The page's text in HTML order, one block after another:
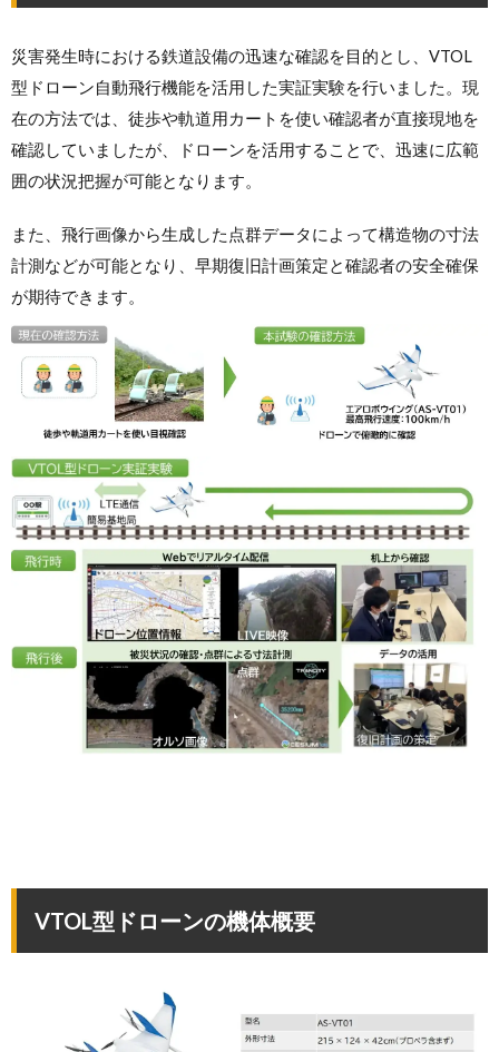
災害発生時における鉄道設備の迅速な確認を目的とし、VTOL
型ドローン自動飛行機能を活用した実証実験を行いました。現
在の方法では、徒歩や軌道用カートを使い確認者が直接現地を
確認していましたが、ドローンを活用することで、迅速に広範
囲の状況把握が可能となります。
また、飛行画像から生成した点群データによって構造物の寸法
計測などが可能となり、早期復旧計画策定と確認者の安全確保
が期待できます。
VTOL型ドローンの機体概要